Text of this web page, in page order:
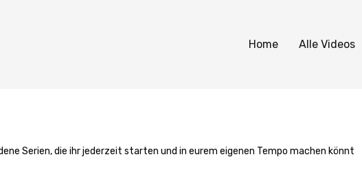
Home Alle Videos
Serien, die ihr jederzeit starten und in eurem eigenen Tempo machen könnt